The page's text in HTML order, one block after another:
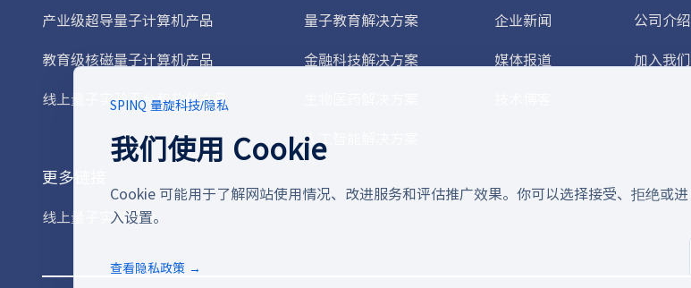
产业级超导量子计算机产品
教育级核磁量子计算机产品
线上量子实验平台和软件产品
更多链接
线上量子实验平台
量子教育解决方案
金融科技解决方案
人工智能解决方案
企业新闻
媒体报道
公司介绍
加入我们
SPINQ 量旋科技/隐私
我们使用 Cookie
Cookie 可能用于了解网站使用情况、改进服务和评估推广效果。你可以选择接受、拒绝或进
入设置。
查看隐私政策 →